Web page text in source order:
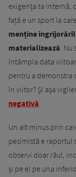
exigența ta internă,
față e un sport la
menține
materializează. Nu
întâmpla data
pentru a demonstra
în viitor? Și așa
negativă.
Un alt minus prin
pesimistă e raportul
observi doar răul,
și pe el pe una